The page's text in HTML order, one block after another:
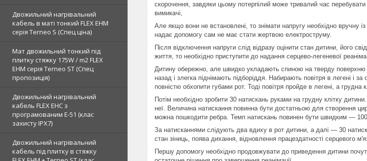
Двожильний нагрівальний
кабель в маті тонкий FLEX EHM
серія Terneo S (Спец ціна)
Мат двожильний тонкий під
плитку стяжку 175W / m2 FLEX
EHM серія Terneo SТ (Спец
пропозиція)
Двожильний нагрівальний
кабель FLEX EHС з
програмованим E-51 (клас
захисту IPX7)
Двожильний нагрівальний
кабель під плитку в стяжку
скорочення, завдяки цьому потерпілий може тривалий час
вимикачі,
Але якщо вони не встановлені, то знімати напругу необхідно вручну
надає допомогу сам не має стати жертвою електроструму.
Після відключення напруги слід відразу оцінити стан дитини, його
життя, то необхідно приступити до надання серцево-легеневої
Дитину обережно, але швидко укладають спиною на тверду поверхню
назад і злегка піднімають підборіддя. Набирають повітря в легені і
повністю обхопити губами рот. Тоді повітря пройде в легені, а грудна
Потім необхідно зробити 30 натискань руками на грудну клітку
неї. Величина натискання повинна бути достатньою для створення
можна пошкодити ребра. Темп натискань повинен бути швидким — 100
За натисканнями слідують два вдиху в рот дитини, а далі — 30
стан зіниць, поява дихання, відновлення працездатності серцевого
Першу допомогу необхідно продовжувати до приведення дитини